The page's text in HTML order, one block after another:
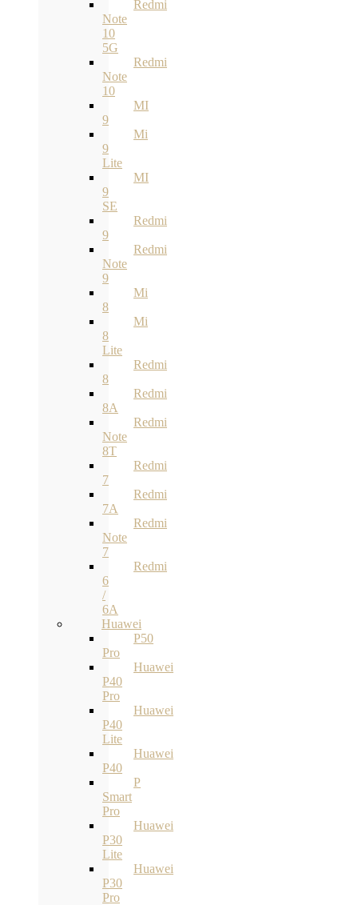
Redmi
Note
10
5G
Redmi
Note
10
MI
9
Mi
9
Lite
MI
9
SE
Redmi
9
Redmi
Note
9
Mi
8
Mi
8
Lite
Redmi
8
Redmi
8A
Redmi
Note
8T
Redmi
7
Redmi
7A
Redmi
Note
7
Redmi
6
/
6A
Huawei
P50
Pro
Huawei
P40
Pro
Huawei
P40
Lite
Huawei
P40
P
Smart
Pro
Huawei
P30
Lite
Huawei
P30
Pro